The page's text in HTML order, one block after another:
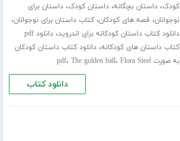
کودک،داستان بچگانه،داستان کودک،داستان برای
نوجوانان، قصه های کودکان،کتاب داستان برای نوجوانان،
دانلود کتاب داستان کودکانه برای اندروید،
دانلود pdf
کتاب داستان های کودکانه،دانلود کتاب داستان کودکان
به صورت pdf
، The golden ball، Flora Steel
دانلود کتاب